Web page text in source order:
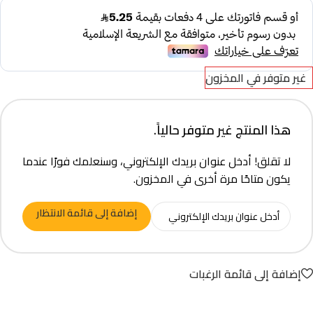
غير متوفر في المخزون
هذا المنتج غير متوفر حالياً.
لا تقلق! أدخل عنوان بريدك الإلكتروني، وسنعلمك فورًا عندما
يكون متاحًا مرة أخرى في المخزون.
إضافة إلى قائمة الانتظار
إضافة إلى قائمة الرغبات